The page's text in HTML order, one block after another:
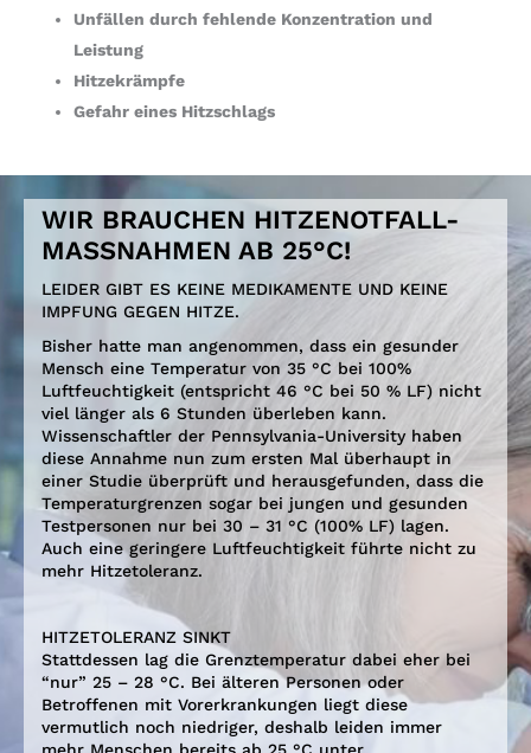
Unfällen durch fehlende Konzentration und
Leistung
Hitzekrämpfe
Gefahr eines Hitzschlags
WIR BRAUCHEN HITZENOTFALL-
MASSNAHMEN AB 25°C!
LEIDER GIBT ES KEINE MEDIKAMENTE UND KEINE
IMPFUNG GEGEN HITZE.
Bisher hatte man angenommen, dass ein gesunder
Mensch eine Temperatur von 35 °C bei 100%
Luftfeuchtigkeit (entspricht 46 °C bei 50 % LF) nicht
viel länger als 6 Stunden überleben kann.
Wissenschaftler der Pennsylvania-University haben
diese Annahme nun zum ersten Mal überhaupt in
einer Studie überprüft und herausgefunden, dass die
Temperaturgrenzen sogar bei jungen und gesunden
Testpersonen nur bei 30 – 31 °C (100% LF) lagen.
Auch eine geringere Luftfeuchtigkeit führte nicht zu
mehr Hitzetoleranz.
HITZETOLERANZ SINKT
Stattdessen lag die Grenztemperatur dabei eher bei
“nur” 25 – 28 °C. Bei älteren Personen oder
Betroffenen mit Vorerkrankungen liegt diese
vermutlich noch niedriger, deshalb leiden immer
mehr Menschen bereits ab 25 °C unter